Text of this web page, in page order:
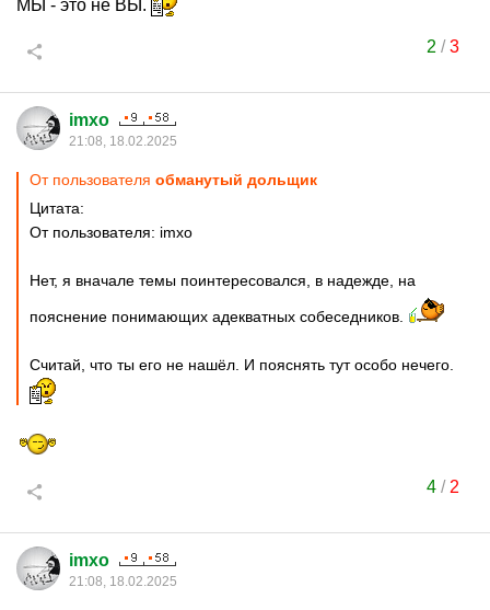
МЫ - это не ВЫ.
2 /3
imxo
21:08, 18.02.2025
От пользователя обманутый дольщик
Цитата:
От пользователя: imxo
Нет, я вначале темы поинтересовался, в надежде, на
пояснение понимающих адекватных собеседников.
Считай, что ты его не нашёл. И пояснять тут особо нечего.
4/ 2
imxo
21:08, 18.02.2025